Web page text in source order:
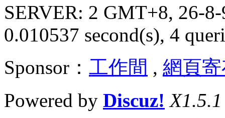
SERVER: 2 GMT+8, 26-
0.010537 second(s), 4
Sponsor： 工作間 , 網頁
Powered by Discuz! X1.5.1